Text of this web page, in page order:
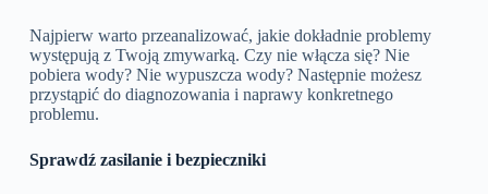
Najpierw warto przeanalizować, jakie dokładnie problemy
występują z Twoją zmywarką. Czy nie włącza się? Nie
pobiera wody? Nie wypuszcza wody? Następnie możesz
przystąpić do diagnozowania i naprawy konkretnego
problemu.
Sprawdź zasilanie i bezpieczniki